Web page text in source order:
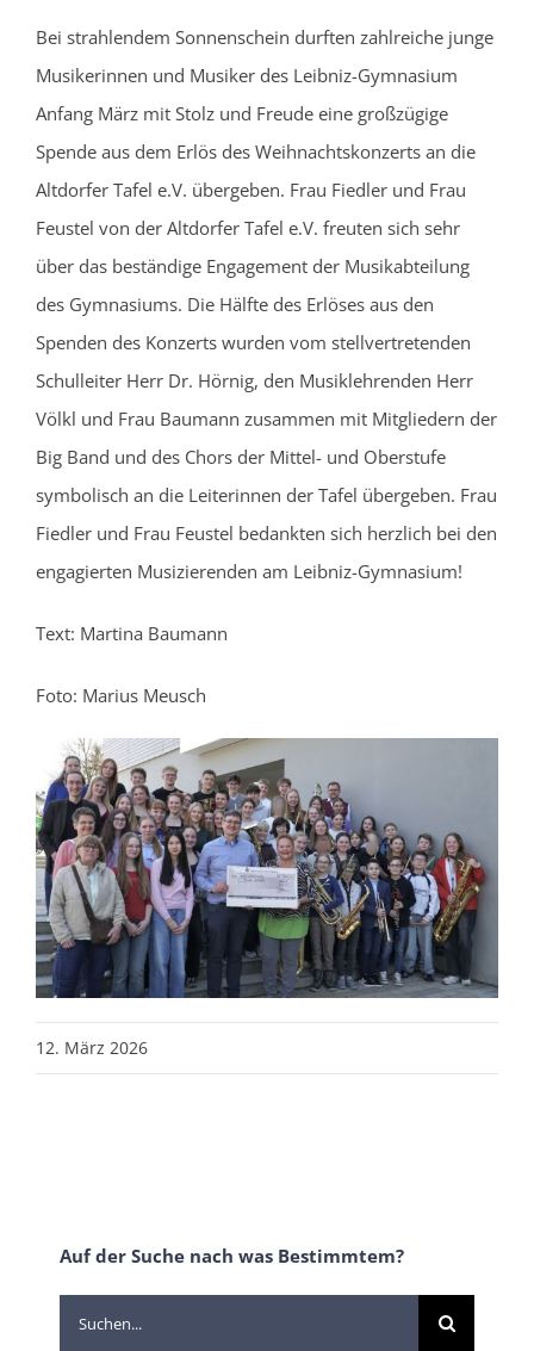
Bei strahlendem Sonnenschein durften zahlreiche junge
Musikerinnen und Musiker des Leibniz-Gymnasium
Anfang März mit Stolz und Freude eine großzügige
Spende aus dem Erlös des Weihnachtskonzerts an die
Altdorfer Tafel e.V. übergeben. Frau Fiedler und Frau
Feustel von der Altdorfer Tafel e.V. freuten sich sehr
über das beständige Engagement der Musikabteilung
des Gymnasiums. Die Hälfte des Erlöses aus den
Spenden des Konzerts wurden vom stellvertretenden
Schulleiter Herr Dr. Hörnig, den Musiklehrenden Herr
Völkl und Frau Baumann zusammen mit Mitgliedern der
Big Band und des Chors der Mittel- und Oberstufe
symbolisch an die Leiterinnen der Tafel übergeben. Frau
Fiedler und Frau Feustel bedankten sich herzlich bei den
engagierten Musizierenden am Leibniz-Gymnasium!
Text: Martina Baumann
Foto: Marius Meusch
12. März 2026
Auf der Suche nach was Bestimmtem?
Suche